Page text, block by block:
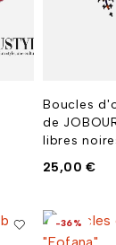
Boucles
de
libres
25,00€
-36%